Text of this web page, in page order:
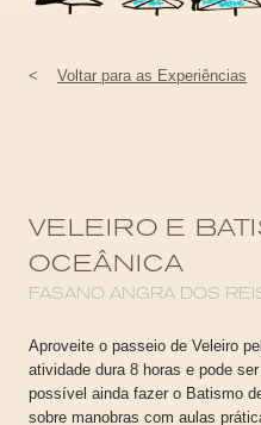
< Voltar para as Experiências
VELEIRO E
OCEÂNICA
FASANO ANGRA DOS
Aproveite o passeio de Veleiro
atividade dura 8 horas e pode
possível ainda fazer o Batismo
sobre manobras com aulas